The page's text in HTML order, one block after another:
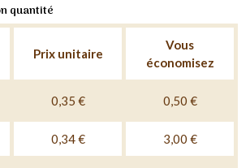
quantité
Prix unitaire
Vous
économisez
0,35 € 0,50 €
0,34 € 3,00 €